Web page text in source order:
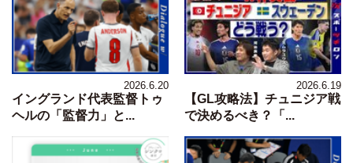
2026.6.20
イングランド代表監督トゥ
ヘルの「監督力」と...
2026.6.19
【GL攻略法】チュニジア戦
で決めるべき？「...